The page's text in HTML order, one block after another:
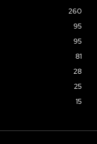
260
95
95
81
28
25
15